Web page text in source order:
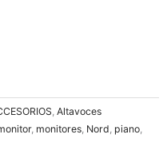
, Altavoces
, monitores, Nord, piano,